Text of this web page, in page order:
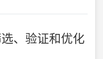
、验证和优化